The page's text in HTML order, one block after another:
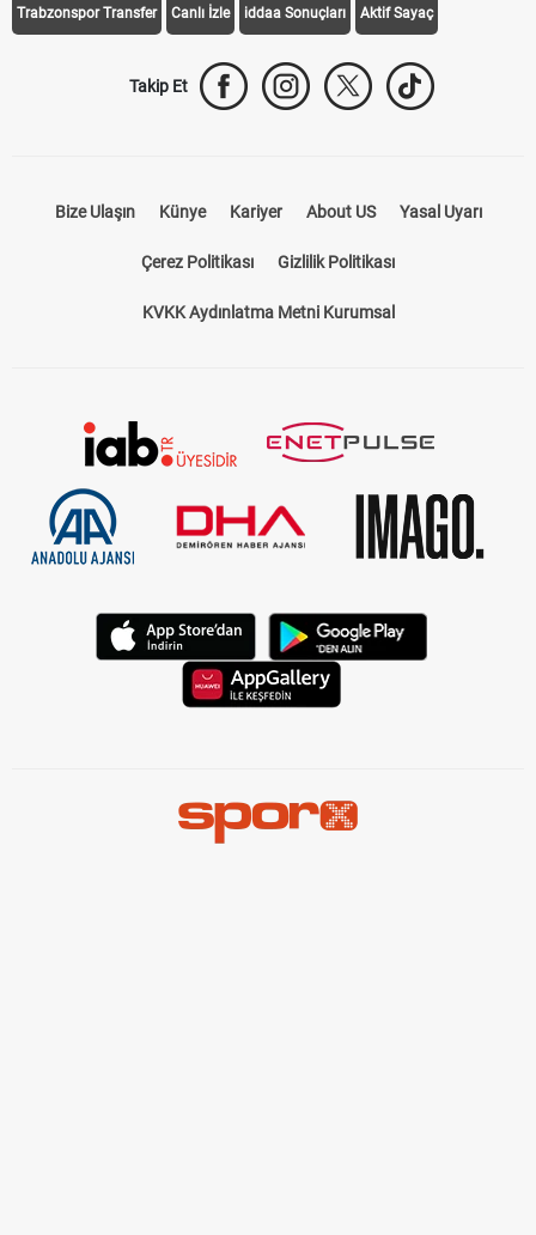
Trabzonspor Transfer Canlı İzle iddaa Sonuçları Aktif Sayaç
Takip Et
Bize Ulaşın Künye Kariyer About US Yasal Uyarı
Çerez Politikası Gizlilik Politikası
KVKK Aydınlatma Metni Kurumsal